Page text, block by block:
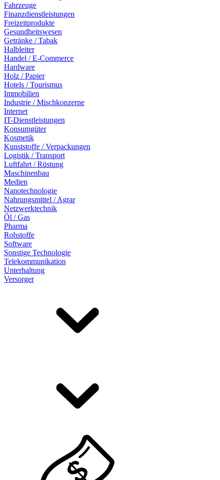
Fahrzeuge
Finanzdienstleistungen
Freizeitprodukte
Gesundheitswesen
Getränke / Tabak
Halbleiter
Handel / E-Commerce
Hardware
Holz / Papier
Hotels / Tourismus
Immobilien
Industrie / Mischkonzerne
Internet
IT-Dienstleistungen
Konsumgüter
Kosmetik
Kunststoffe / Verpackungen
Logistik / Transport
Luftfahrt / Rüstung
Maschinenbau
Medien
Nanotechnologie
Nahrungsmittel / Agrar
Netzwerktechnik
Öl / Gas
Pharma
Rohstoffe
Software
Sonstige Technologie
Telekommunikation
Unterhaltung
Versorger